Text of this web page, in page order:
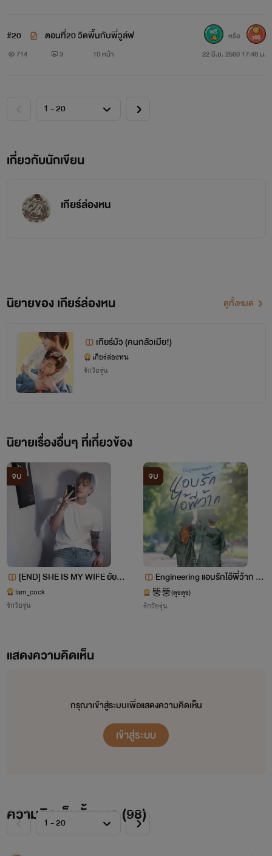
#20 ตอนที่20 วิดพื้นกับพี่วูล์ฟ
714 3 10 หน้า 22 มิ.ย. 2560 17:48 น.
หรือ 300
เกี่ยวกับนักเขียน
เกียร์ล่องหน
นิยายของ เกียร์ล่องหน ดูทั้งหมด
เกียร์มัว (คนกลัวเมีย!)
เกียร์ล่องหน
รักวัยรุ่น
นิยายเรื่องอื่นๆ ที่เกี่ยวข้อง
จบ
[END] SHE IS MY WIFE ยัยตัว
ร้ายกับนายแบดบอย
Iam_cock
รักวัยรุ่น
จบ
Engineering แอบรักไอ้พี่ว้าก (แ
มวจับเสือ)
뚱뚱(ตุงตุง)
รักวัยรุ่น
แสดงความคิดเห็น
กรุณาเข้าสู่ระบบเพื่อแสดงความคิดเห็น
เข้าสู่ระบบ
ความคิดเห็นทั้งหมด (98)